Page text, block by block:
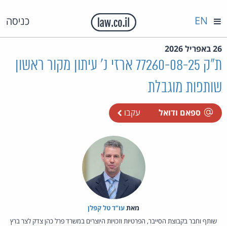
כניסה EN
26 באפריל 2026
ת"ק 77260-08-25 ארזי נ' עיתון מקור ראשון
שותפות מוגבלת
ספאם ודואל עקבו
מאת‏עו"ד טל קפלן
שותף וחבר בקבוצת הסייבר, הפרטיות וזכויות היוצרים במשרד פרל כהן צדק לצר ברץ